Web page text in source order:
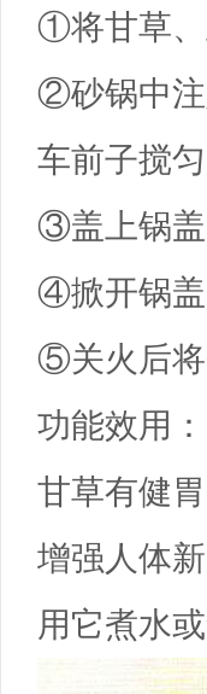
①将甘草
②砂锅中注
车前子搅匀
③盖上锅盖
④掀开锅
⑤关火后将
功能效用：
甘草有健
增强人体
用它煮水